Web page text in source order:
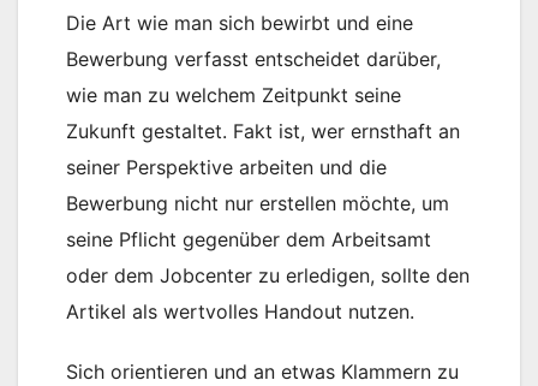
Die Art wie man sich bewirbt und eine
Bewerbung verfasst entscheidet darüber,
wie man zu welchem Zeitpunkt seine
Zukunft gestaltet. Fakt ist, wer ernsthaft an
seiner Perspektive arbeiten und die
Bewerbung nicht nur erstellen möchte, um
seine Pflicht gegenüber dem Arbeitsamt
oder dem Jobcenter zu erledigen, sollte den
Artikel als wertvolles Handout nutzen.
Sich orientieren und an etwas Klammern zu